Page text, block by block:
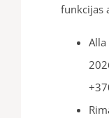
funkcijas
Alla